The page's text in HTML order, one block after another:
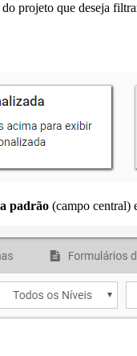
projeto que deseja
padrão (campo central)